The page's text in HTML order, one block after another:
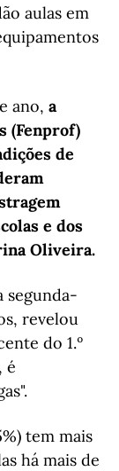
aulas em
ano, a
(Fenprof)
de
e dos
Oliveira.
segunda-
revelou
do 1.º
é
tem mais
há mais de